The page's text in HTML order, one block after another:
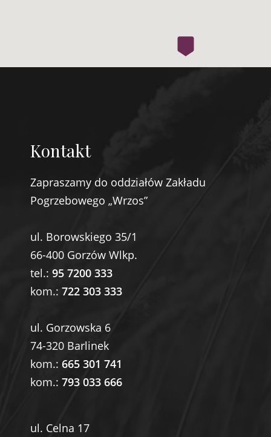
Kontakt
Zapraszamy do oddziałów Zakładu
Pogrzebowego „Wrzos”
ul. Borowskiego 35/1
66-400 Gorzów Wlkp.
tel.: 95 7200 333
kom.: 722 303 333
ul. Gorzowska 6
74-320 Barlinek
kom.: 665 301 741
kom.: 793 033 666
ul. Celna 17